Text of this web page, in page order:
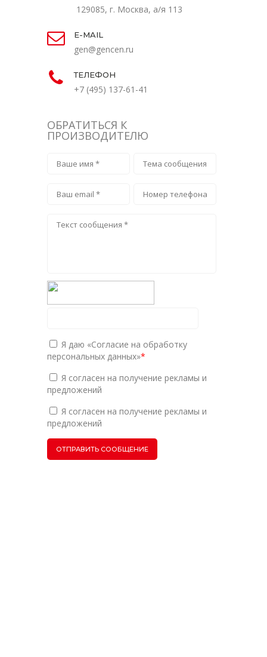
129085, г. Москва, а/я 113
E-MAIL
gen@gencen.ru
ТЕЛЕФОН
+7 (495) 137-61-41
ОБРАТИТЬСЯ К
ПРОИЗВОДИТЕЛЮ
Я даю «Согласие на обработку
персональных данных»*
Я согласен на получение рекламы и
предложений
Я согласен на получение рекламы и
предложений